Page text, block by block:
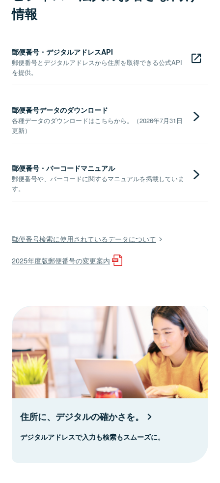
情報
郵便番号・デジタルアドレスAPI
郵便番号とデジタルアドレスから住所を取得できる公式API
を提供。
郵便番号データのダウンロード
各種データのダウンロードはこちらから。（2026年7月31日
更新）
郵便番号・バーコードマニュアル
郵便番号や、バーコードに関するマニュアルを掲載していま
す。
郵便番号検索に使用されているデータについて
2025年度版郵便番号の変更案内
住所に、デジタルの確かさを。
デジタルアドレスで入力も検索もスムーズに。